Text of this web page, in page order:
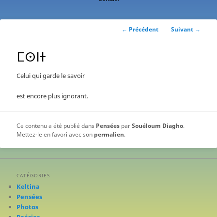
Navigation
← Précédent Suivant →
ⵎⵙⵏⵜ
Celui qui garde le savoir
est encore plus ignorant.
Ce contenu a été publié dans Pensées parSouéloum Diagho.
Mettez-le en favori avec son permalien.
CATÉGORIES
Keltina
Pensées
Photos